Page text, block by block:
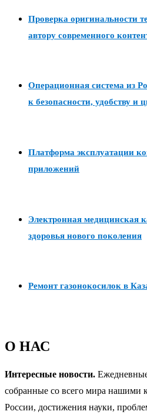
Проверка оригинальности
автору современного
Операционная система из
к безопасности, удобству и
Платформа эксплуатации
приложений
Электронная медицинская
здоровья нового поколения
Ремонт газонокосилок в
О НАС
Интересные новости.
собранные со всего мира нашими
России, достижения науки,